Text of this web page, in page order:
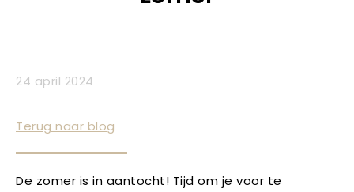
24 april 2024
Terug naar blog
De zomer is in aantocht! Tijd om je voor te